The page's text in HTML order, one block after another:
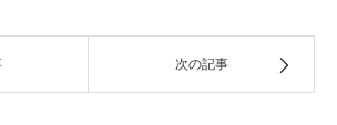
次の記事